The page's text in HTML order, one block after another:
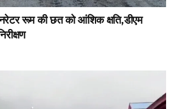
रूम की छत को आंशिक क्षति,डीएम